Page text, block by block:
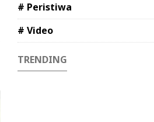
# Peristiwa
# Video
TRENDING